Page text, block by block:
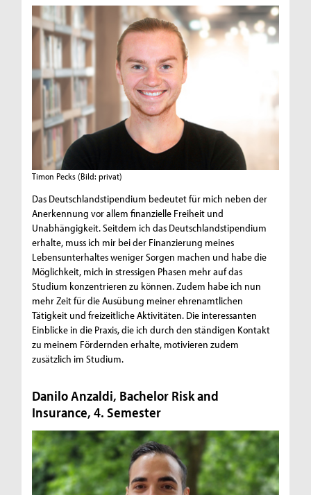
Timon Pecks (Bild: privat)
Das Deutschlandstipendium bedeutet für mich neben der
Anerkennung vor allem finanzielle Freiheit und
Unabhängigkeit. Seitdem ich das Deutschlandstipendium
erhalte, muss ich mir bei der Finanzierung meines
Lebensunterhaltes weniger Sorgen machen und habe die
Möglichkeit, mich in stressigen Phasen mehr auf das
Studium konzentrieren zu können. Zudem habe ich nun
mehr Zeit für die Ausübung meiner ehrenamtlichen
Tätigkeit und freizeitliche Aktivitäten. Die interessanten
Einblicke in die Praxis, die ich durch den ständigen Kontakt
zu meinem Fördernden erhalte, motivieren zudem
zusätzlich im Studium.
Danilo Anzaldi, Bachelor Risk and
Insurance, 4. Semester